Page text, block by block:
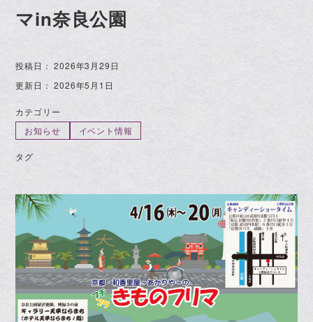
マin奈良公園
投稿日： 2026年3月29日
更新日： 2026年5月1日
カテゴリー
お知らせ
イベント情報
タグ